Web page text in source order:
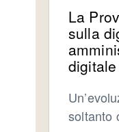
La
sulla
digitale
soltanto